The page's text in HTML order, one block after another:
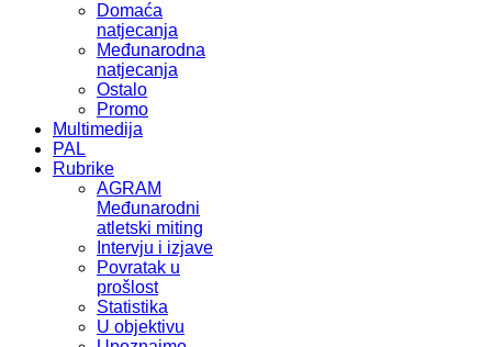
Domaća
natjecanja
Međunarodna
natjecanja
Ostalo
Promo
Multimedija
PAL
Rubrike
AGRAM
Međunarodni
atletski miting
Intervju i izjave
Povratak u
prošlost
Statistika
U objektivu